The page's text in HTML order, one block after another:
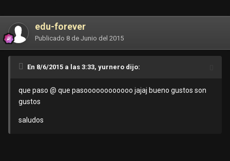
edu-forever
Publicado 8 de Junio del 2015
En 8/6/2015 a las 3:33, yurnero dijo:
que paso @ que pasoooooooooooo jajaj bueno gustos son
gustos
saludos